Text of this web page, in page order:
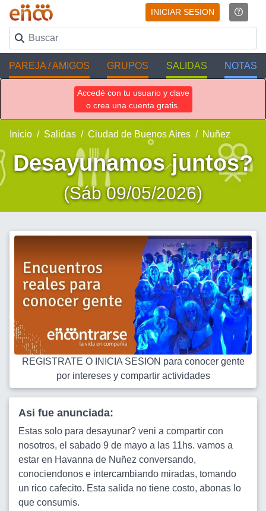
INICIAR SESION
PAREJA / AMIGOS GRUPOS SALIDAS NOTAS
Accedé con tu usuario y clave
o crea una cuenta gratis.
Inicio Salidas Ciudad de Buenos Aires Nuñez
Desayunamos juntos?
(Sáb 09/05/2026)
REGISTRATE O INICIA SESION para conocer gente
por intereses y compartir actividades
Asi fue anunciada:
Estas solo para desayunar? veni a compartir con
nosotros, el sabado 9 de mayo a las 11hs. vamos a
estar en Havanna de Nuñez conversando,
conociendonos e intercambiando miradas, tomando
un rico cafecito. Esta salida no tiene costo, abonas lo
que consumis.